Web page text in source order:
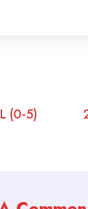
(0-5)